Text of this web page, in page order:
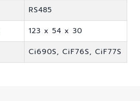
RS485
123 x 54 x 30
Ci690S, CiF76S, CiF77S